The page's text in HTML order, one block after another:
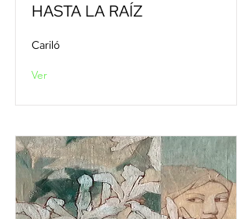
HASTA LA RAÍZ
Cariló
Ver